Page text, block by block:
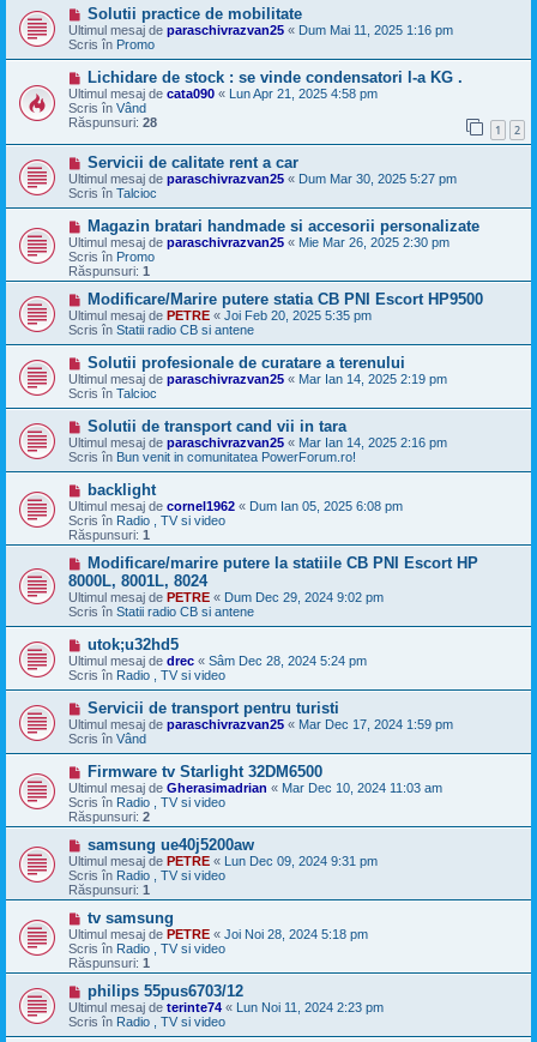
n
o
u
M
e
s
a
n
o
u
Solutii practice de mobilitate
Ultimul mesaj de paraschivrazvan25 « Dum Mai 11, 2025 1:16 pm
Scris în Promo
M
e
s
a
j
n
o
u
Lichidare de stock : se vinde condensatori l-a KG .
Ultimul mesaj de cata090 « Lun Apr 21, 2025 4:58 pm
Scris în Vând
Răspunsuri: 28 1 2
M
e
s
a
n
o
u
Servicii de calitate rent a car
Ultimul mesaj de paraschivrazvan25 « Dum Mar 30, 2025 5:27 pm
Scris în Talcioc
M
e
s
a
j
n
o
u
Magazin bratari handmade si accesorii personalizate
Ultimul mesaj de paraschivrazvan25 « Mie Mar 26, 2025 2:30 pm
Scris în Promo
Răspunsuri: 1
M
e
s
a
n
o
u
Modificare/Marire putere statia CB PNI Escort HP9500
Ultimul mesaj de PETRE « Joi Feb 20, 2025 5:35 pm
Scris în Statii radio CB si antene
M
e
s
a
n
o
u
Solutii profesionale de curatare a terenului
Ultimul mesaj de paraschivrazvan25 « Mar Ian 14, 2025 2:19 pm
Scris în Talcioc
M
e
s
a
n
o
u
Solutii de transport cand vii in tara
Ultimul mesaj de paraschivrazvan25 « Mar Ian 14, 2025 2:16 pm
Scris în Bun venit in comunitatea PowerForum.ro!
M
e
s
a
j
n
o
u
backlight
Ultimul mesaj de cornel1962 « Dum Ian 05, 2025 6:08 pm
Scris în Radio , TV si video
Răspunsuri: 1
M
e
s
a
j
n
o
u
Modificare/marire putere la statiile CB PNI Escort HP
8000L, 8001L, 8024
Ultimul mesaj de PETRE « Dum Dec 29, 2024 9:02 pm
Scris în Statii radio CB si antene
M
e
s
a
n
o
u
utok;u32hd5
Ultimul mesaj de drec « Sâm Dec 28, 2024 5:24 pm
Scris în Radio , TV si video
M
e
s
a
n
o
u
Servicii de transport pentru turisti
Ultimul mesaj de paraschivrazvan25 « Mar Dec 17, 2024 1:59 pm
Scris în Vând
M
e
s
a
j
n
o
u
Firmware tv Starlight 32DM6500
Ultimul mesaj de Gherasimadrian « Mar Dec 10, 2024 11:03 am
Scris în Radio , TV si video
Răspunsuri: 2
M
e
s
a
j
n
o
u
samsung ue40j5200aw
Ultimul mesaj de PETRE « Lun Dec 09, 2024 9:31 pm
Scris în Radio , TV si video
Răspunsuri: 1
M
e
s
a
j
n
o
u
tv samsung
Ultimul mesaj de PETRE « Joi Noi 28, 2024 5:18 pm
Scris în Radio , TV si video
Răspunsuri: 1
M
e
s
a
philips 55pus6703/12
Ultimul mesaj de terinte74 « Lun Noi 11, 2024 2:23 pm
Scris în Radio , TV si video